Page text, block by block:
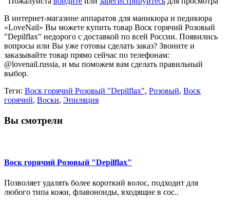
В интернет-магазине аппаратов для маникюра и педикюра
«LoveNail» Вы можете купить товар Воск горячий Розовый
"Depilflax" недорого с доставкой по всей России. Появились
вопросы или Вы уже готовы сделать заказ? Звоните и
заказывайте товар прямо сейчас по телефонам:
@lovenail.russia, и мы поможем вам сделать правильный
выбор.
Теги: Воск горячий Розовый "Depilflax", Розовый, Воск
горячий, Воски, Эпиляция
Вы смотрели
Воск горячий Розовый "Depilflax"
Позволяет удалять более короткий волос, подходит для
любого типа кожи, флавоноиды, входящие в сос..